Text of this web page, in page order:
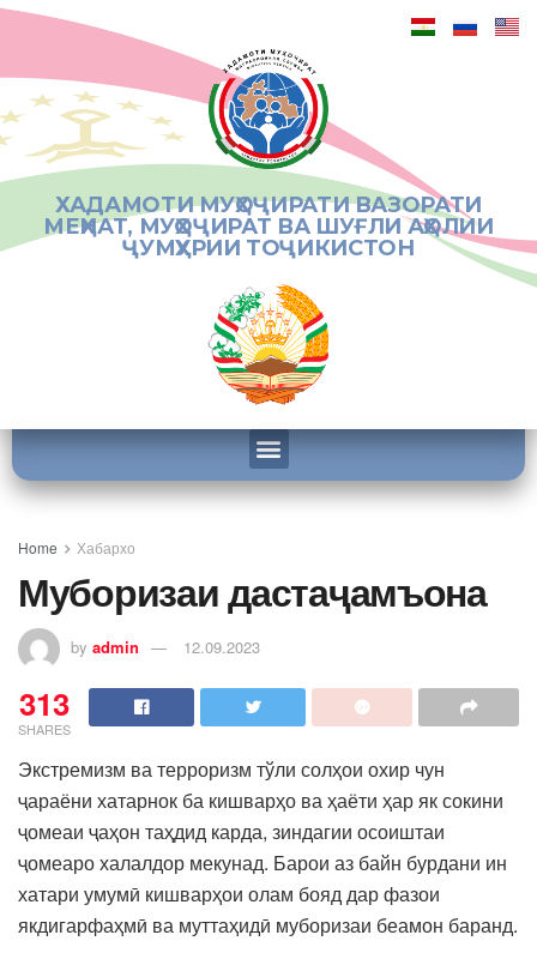
ХАДАМОТИ МУҲОҶИРАТИ ВАЗОРАТИ
МЕҲНАТ, МУҲОҶИРАТ ВА ШУҒЛИ АҲОЛИИ
ҶУМҲУРИИ ТОҶИКИСТОН
Home Хабархо
Муборизаи дастаҷамъона
by admin 12.09.2023
313
SHARES
Экстремизм ва терроризм тўли солҳои охир чун
ҷараёни хатарнок ба кишварҳо ва ҳаёти ҳар як сокини
ҷомеаи ҷаҳон таҳдид карда, зиндагии осоиштаи
ҷомеаро халалдор мекунад. Барои аз байн бурдани ин
хатари умумӣ кишварҳои олам бояд дар фазои
якдигарфаҳмӣ ва муттаҳидӣ муборизаи беамон баранд.